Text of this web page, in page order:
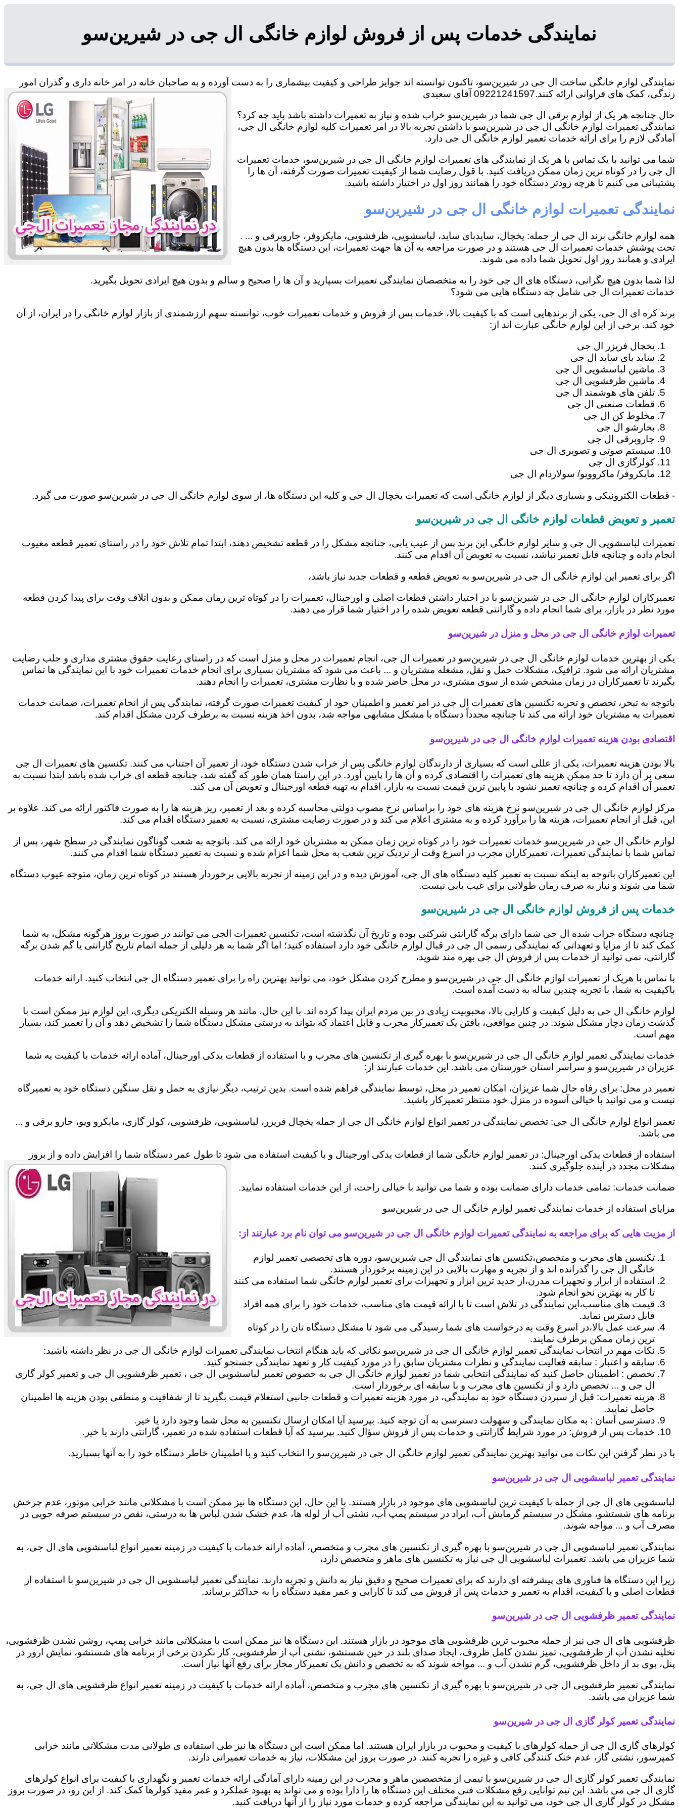
نمایندگی خدمات پس از فروش لوازم خانگی ال جی در شیرین‌سو
نمایندگی لوازم خانگی ساخت ال جی در شیرین‌سو، تاکنون توانسته اند جوایز طراحی و کیفیت بیشماری را به دست آورده و به صاحبان خانه در امر خانه داری و گذران امور
زندگی، کمک های فراوانی ارائه کنند.09221241597 آقای سعیدی
حال چنانچه هر یک از لوازم برقی ال جی شما در شیرین‌سو خراب شده و نیاز به تعمیرات داشته باشد باید چه کرد؟
نمایندگی تعمیرات لوازم خانگی ال جی در شیرین‌سو با داشتن تجربه بالا در امر تعمیرات کلیه لوازم خانگی ال جی،
آمادگی لازم را برای ارائه خدمات تعمیر لوازم خانگی ال جی دارد.
شما می توانید با یک تماس با هر یک از نمایندگی های تعمیرات لوازم خانگی ال جی در شیرین‌سو، خدمات تعمیرات
ال جی را در کوتاه ترین زمان ممکن دریافت کنید. با قول رضایت شما از کیفیت تعمیرات صورت گرفته، آن ها را
پشتیبانی می کنیم تا هرچه زودتر دستگاه خود را همانند روز اول در اختیار داشته باشید.
نمایندگی تعمیرات لوازم خانگی ال جی در شیرین‌سو
همه لوازم خانگی برند ال جی از جمله: یخچال، سایدبای ساید، لباسشویی، ظرفشویی، مایکروفر، جاروبرقی و ... .
تحت پوشش خدمات تعمیرات ال جی هستند و در صورت مراجعه به آن ها جهت تعمیرات، این دستگاه ها بدون هیچ
ایرادی و همانند روز اول تحویل شما داده می شوند.
لذا شما بدون هیچ نگرانی، دستگاه های ال جی خود را به متخصصان نمایندگی تعمیرات بسپارید و آن ها را صحیح و سالم و بدون هیچ ایرادی تحویل بگیرید.
خدمات تعمیرات ال جی شامل چه دستگاه هایی می شود؟
برند کره ای ال جی، یکی از برندهایی است که با کیفیت بالا، خدمات پس از فروش و خدمات تعمیرات خوب، توانسته سهم ارزشمندی از بازار لوازم خانگی را در ایران، از آن
خود کند. برخی از این لوازم خانگی عبارت اند از:
یخچال فریزر ال جی
ساید بای ساید ال جی
ماشین لباسشویی ال جی
ماشین ظرفشویی ال جی
تلفن های هوشمند ال جی
قطعات صنعتی ال جی
مخلوط کن ال جی
بخارشو ال جی
جاروبرقی ال جی
سیستم صوتی و تصویری ال جی
کولرگازی ال جی
مایکروفر/ ماکروویو/ سولاردام ال جی
- قطعات الکترونیکی و بسیاری دیگر از لوازم خانگی است که تعمیرات یخچال ال جی و کلیه این دستگاه ها، از سوی لوازم خانگی ال جی در شیرین‌سو صورت می گیرد.
تعمیر و تعویض قطعات لوازم خانگی ال جی در شیرین‌سو
تعمیرات لباسشویی ال جی و سایر لوازم خانگی این برند پس از عیب یابی، چنانچه مشکل را در قطعه تشخیص دهند، ابتدا تمام تلاش خود را در راستای تعمیر قطعه معیوب
انجام داده و چنانچه قابل تعمیر نباشد، نسبت به تعویض آن اقدام می کنند.
اگر برای تعمیر این لوازم خانگی ال جی در شیرین‌سو به تعویض قطعه و قطعات جدید نیاز باشد،
تعمیرکاران لوازم خانگی ال جی در شیرین‌سو با در اختیار داشتن قطعات اصلی و اورجینال، تعمیرات را در کوتاه ترین زمان ممکن و بدون اتلاف وقت برای پیدا کردن قطعه
مورد نظر در بازار، برای شما انجام داده و گارانتی قطعه تعویض شده را در اختیار شما قرار می دهند.
تعمیرات لوازم خانگی ال جی در محل و منزل در شیرین‌سو
یکی از بهترین خدمات لوازم خانگی ال جی در شیرین‌سو در تعمیرات ال جی، انجام تعمیرات در محل و منزل است که در راستای رعایت حقوق مشتری مداری و جلب رضایت
مشتریان ارائه می شود. ترافیک، مشکلات حمل و نقل، مشغله مشتریان و ... باعث می شود که مشتریان بسیاری برای انجام خدمات تعمیرات خود با این نمایندگی ها تماس
بگیرند تا تعمیرکاران در زمان مشخص شده از سوی مشتری، در محل حاضر شده و با نظارت مشتری، تعمیرات را انجام دهند.
باتوجه به تبحر، تخصص و تجربه تکنسین های تعمیرات ال جی در امر تعمیر و اطمینان خود از کیفیت تعمیرات صورت گرفته، نمایندگی پس از انجام تعمیرات، ضمانت خدمات
تعمیرات به مشتریان خود ارائه می کند تا چنانچه مجدداً دستگاه با مشکل مشابهی مواجه شد، بدون اخذ هزینه نسبت به برطرف کردن مشکل اقدام کند.
اقتصادی بودن هزینه تعمیرات لوازم خانگی ال جی در شیرین‌سو
بالا بودن هزینه تعمیرات، یکی از عللی است که بسیاری از دارندگان لوازم خانگی پس از خراب شدن دستگاه خود، از تعمیر آن اجتناب می کنند. تکنسین های تعمیرات ال جی
سعی بر آن دارد تا حد ممکن هزینه های تعمیرات را اقتصادی کرده و آن ها را پایین آورد. در این راستا همان طور که گفته شد، چنانچه قطعه ای خراب شده باشد ابتدا نسبت به
تعمیر آن اقدام کرده و چنانچه تعمیر نشود با پایین ترین قیمت نسبت به بازار، اقدام به تهیه قطعه اورجینال و تعویض آن می کند.
مرکز لوازم خانگی ال جی در شیرین‌سو نرخ هزینه های خود را براساس نرخ مصوب دولتی محاسبه کرده و بعد از تعمیر، ریز هزینه ها را به صورت فاکتور ارائه می کند. علاوه بر
این، قبل از انجام تعمیرات، هزینه ها را برآورد کرده و به مشتری اعلام می کند و در صورت رضایت مشتری، نسبت به تعمیر دستگاه اقدام می کند.
لوازم خانگی ال جی در شیرین‌سو خدمات تعمیرات خود را در کوتاه ترین زمان ممکن به مشتریان خود ارائه می کند. باتوجه به شعب گوناگون نمایندگی در سطح شهر، پس از
تماس شما با نمایندگی تعمیرات، تعمیرکاران مجرب در اسرع وقت از نزدیک ترین شعب به محل شما اعزام شده و نسبت به تعمیر دستگاه شما اقدام می کنند.
این تعمیرکاران باتوجه به اینکه نسبت به تعمیر کلیه دستگاه های ال جی، آموزش دیده و در این زمینه از تجربه بالایی برخوردار هستند در کوتاه ترین زمان، متوجه عیوب دستگاه
شما می شوند و نیاز به صرف زمان طولانی برای عیب یابی نیست.
خدمات پس از فروش لوازم خانگی ال جی در شیرین‌سو
چنانچه دستگاه خراب شده ال جی شما دارای برگه گارانتی شرکتی بوده و تاریخ آن نگذشته است، تکنسین تعمیرات الجی می توانند در صورت بروز هرگونه مشکل، به شما
کمک کند تا از مزایا و تعهداتی که نمایندگی رسمی ال جی در قبال لوازم خانگی خود دارد استفاده کنید؛ اما اگر شما به هر دلیلی از جمله اتمام تاریخ گارانتی یا گم شدن برگه
گارانتی، نمی توانید از خدمات پس از فروش ال جی بهره مند شوید،
با تماس با هریک از تعمیرات لوازم خانگی ال جی در شیرین‌سو و مطرح کردن مشکل خود، می توانید بهترین راه را برای تعمیر دستگاه ال جی انتخاب کنید. ارائه خدمات
باکیفیت به شما، با تجربه چندین ساله به دست آمده است.
لوازم خانگی ال جی به دلیل کیفیت و کارایی بالا، محبوبیت زیادی در بین مردم ایران پیدا کرده اند. با این حال، مانند هر وسیله الکتریکی دیگری، این لوازم نیز ممکن است با
گذشت زمان دچار مشکل شوند. در چنین مواقعی، یافتن یک تعمیرکار مجرب و قابل اعتماد که بتواند به درستی مشکل دستگاه شما را تشخیص دهد و آن را تعمیر کند، بسیار
مهم است.
خدمات نمایندگی تعمیر لوازم خانگی ال جی در شیرین‌سو با بهره گیری از تکنسین های مجرب و با استفاده از قطعات یدکی اورجینال، آماده ارائه خدمات با کیفیت به شما
عزیزان در شیرین‌سو و سراسر استان خوزستان می باشد. این خدمات عبارتند از:
تعمیر در محل: برای رفاه حال شما عزیزان، امکان تعمیر در محل، توسط نمایندگی فراهم شده است. بدین ترتیب، دیگر نیازی به حمل و نقل سنگین دستگاه خود به تعمیرگاه
نیست و می توانید با خیالی آسوده در منزل خود منتظر تعمیرکار باشید.
تعمیر انواع لوازم خانگی ال جی: تخصص نمایندگی در تعمیر انواع لوازم خانگی ال جی از جمله یخچال فریزر، لباسشویی، ظرفشویی، کولر گازی، مایکرو ویو، جارو برقی و ...
می باشد.
استفاده از قطعات یدکی اورجینال: در تعمیر لوازم خانگی شما از قطعات یدکی اورجینال و با کیفیت استفاده می شود تا طول عمر دستگاه شما را افزایش داده و از بروز
مشکلات مجدد در آینده جلوگیری کنند.
ضمانت خدمات: تمامی خدمات دارای ضمانت بوده و شما می توانید با خیالی راحت، از این خدمات استفاده نمایید.
مزایای استفاده از خدمات نمایندگی تعمیر لوازم خانگی ال جی در شیرین‌سو
از مزیت هایی که برای مراجعه به نمایندگی تعمیرات لوازم خانگی ال جی در شیرین‌سو می توان نام برد عبارتند از:
تکنسین های مجرب و متخصص،تکنسین های نمایندگی ال جی شیرین‌سو، دوره های تخصصی تعمیر لوازم
خانگی ال جی را گذرانده اند و از تجربه و مهارت بالایی در این زمینه برخوردار هستند.
استفاده از ابزار و تجهیزات مدرن،از جدید ترین ابزار و تجهیزات برای تعمیر لوازم خانگی شما استفاده می کنند
تا کار به بهترین نحو انجام شود.
قیمت های مناسب،این نمایندگی در تلاش است تا با ارائه قیمت های مناسب، خدمات خود را برای همه افراد
قابل دسترس نماید.
سرعت عمل بالا،در اسرع وقت به درخواست های شما رسیدگی می شود تا مشکل دستگاه تان را در کوتاه
ترین زمان ممکن برطرف نمایند.
نکات مهم در انتخاب نمایندگی تعمیر لوازم خانگی ال جی در شیرین‌سو نکاتی که باید هنگام انتخاب نمایندگی تعمیرات لوازم خانگی ال جی در نظر داشته باشید:
سابقه و اعتبار : سابقه فعالیت نمایندگی و نظرات مشتریان سابق را در مورد کیفیت کار و تعهد نمایندگی جستجو کنید.
تخصص : اطمینان حاصل کنید که نمایندگی انتخابی شما در تعمیر لوازم خانگی ال جی به خصوص تعمیر لباسشویی ال جی ، تعمیر ظرفشویی ال جی و تعمیر کولر گازی
ال جی و ... تخصص دارد و از تکنسین های مجرب و با سابقه ای برخوردار است.
هزینه تعمیرات: قبل از سپردن دستگاه خود به نمایندگی، در مورد هزینه تعمیرات و قطعات جانبی استعلام قیمت بگیرید تا از شفافیت و منطقی بودن هزینه ها اطمینان
حاصل نمایید.
دسترسی آسان : به مکان نمایندگی و سهولت دسترسی به آن توجه کنید. بپرسید آیا امکان ارسال تکنسین به محل شما وجود دارد یا خیر.
خدمات پس از فروش: در مورد شرایط گارانتی و خدمات پس از فروش سؤال کنید. بپرسید که آیا قطعات استفاده شده در تعمیر، گارانتی دارند یا خیر.
با در نظر گرفتن این نکات می توانید بهترین نمایندگی تعمیر لوازم خانگی ال جی در شیرین‌سو را انتخاب کنید و با اطمینان خاطر دستگاه خود را به آنها بسپارید.
نمایندگی تعمیر لباسشویی ال جی در شیرین‌سو
لباسشویی های ال جی از جمله با کیفیت ترین لباسشویی های موجود در بازار هستند. با این حال، این دستگاه ها نیز ممکن است با مشکلاتی مانند خرابی موتور، عدم چرخش
برنامه های شستشو، مشکل در سیستم گرمایش آب، ایراد در سیستم پمپ آب، نشتی آب از لوله ها، عدم خشک شدن لباس ها به درستی، نقص در سیستم صرفه جویی در
مصرف آب و ... مواجه شوند.
نمایندگی تعمیر لباسشویی ال جی در شیرین‌سو با بهره گیری از تکنسین های مجرب و متخصص، آماده ارائه خدمات با کیفیت در زمینه تعمیر انواع لباسشویی های ال جی، به
شما عزیزان می باشد. تعمیرات لباسشویی ال جی نیاز به تکنسین های ماهر و متخصص دارد،
زیرا این دستگاه ها فناوری های پیشرفته ای دارند که برای تعمیرات صحیح و دقیق نیاز به دانش و تجربه دارند. نمایندگی تعمیر لباسشویی ال جی در شیرین‌سو با استفاده از
قطعات اصلی و با کیفیت، اقدام به تعمیر و خدمات پس از فروش می کند تا کارایی و عمر مفید دستگاه را به حداکثر برساند.
نمایندگی تعمیر ظرفشویی ال جی در شیرین‌سو
ظرفشویی های ال جی نیز از جمله محبوب ترین ظرفشویی های موجود در بازار هستند. این دستگاه ها نیز ممکن است با مشکلاتی مانند خرابی پمپ، روشن نشدن ظرفشویی،
تخلیه نشدن آب از ظرفشویی، تمیز نشدن کامل ظروف، ایجاد صدای بلند در حین شستشو، نشتی آب از ظرفشویی، کار نکردن برخی از برنامه های شستشو، نمایش ارور در
پنل، بوی بد از داخل ظرفشویی، گرم نشدن آب و ... مواجه شوند که به تخصص و دانش یک تعمیرکار مجاز برای رفع آنها نیاز است.
نمایندگی تعمیر ظرفشویی ال جی در شیرین‌سو با بهره گیری از تکنسین های مجرب و متخصص، آماده ارائه خدمات با کیفیت در زمینه تعمیر انواع ظرفشویی های ال جی، به
شما عزیزان می باشد.
نمایندگی تعمیر کولر گازی ال جی در شیرین‌سو
کولرهای گازی ال جی از جمله کولرهای با کیفیت و محبوب در بازار ایران هستند. اما ممکن است این دستگاه ها نیز طی استفاده ی طولانی مدت مشکلاتی مانند خرابی
کمپرسور، نشتی گاز، عدم خنک کنندگی کافی و غیره را تجربه کنند. در صورت بروز این مشکلات، نیاز به خدمات تعمیراتی دارند.
نمایندگی تعمیر کولر گازی ال جی در شیرین‌سو با تیمی از متخصصین ماهر و مجرب در این زمینه دارای آمادگی ارائه خدمات تعمیر و نگهداری با کیفیت برای انواع کولرهای
گازی ال جی می باشد. این تیم توانایی رفع مشکلات فنی مختلف این دستگاه ها را دارا بوده و می تواند به بهبود عملکرد و عمر مفید کولرها کمک کند. از این رو، در صورت بروز
مشکل در کولر گازی ال جی خود، می توانید به این نمایندگی مراجعه کرده و خدمات مورد نیاز را از آنها دریافت کنید.